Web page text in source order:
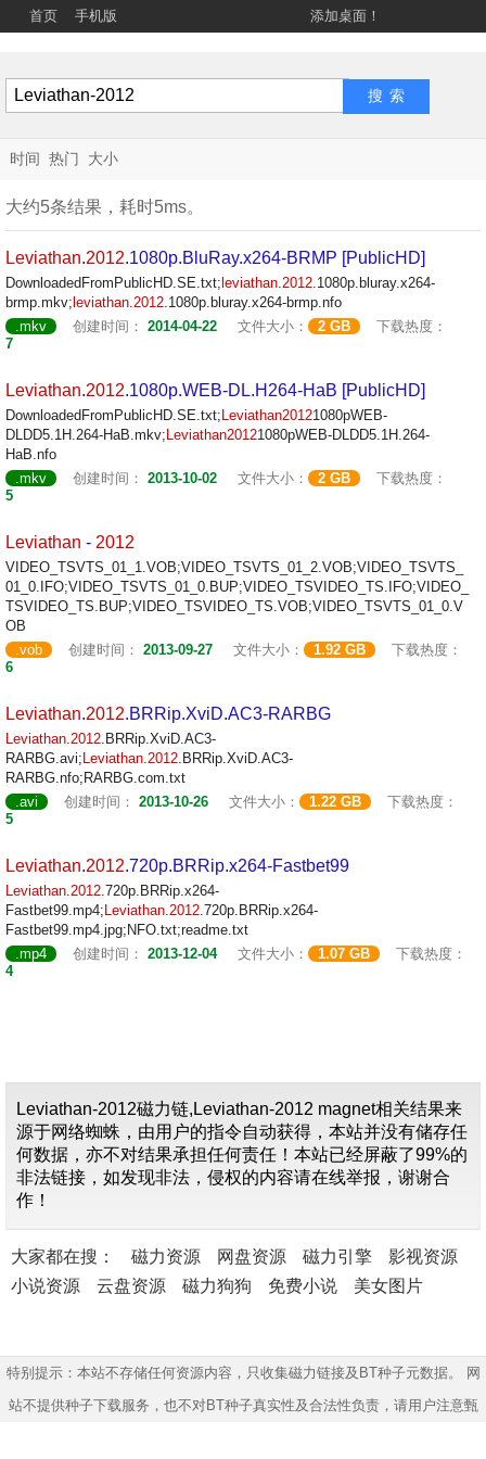
首页 手机版 添加桌面！
时间 热门 大小
大约5条结果，耗时5ms。
Leviathan.2012.1080p.BluRay.x264-BRMP [PublicHD]
DownloadedFromPublicHD.SE.txt; leviathan.2012.1080p.bluray.x264-
brmp.mkv; leviathan.2012.1080p.bluray.x264-brmp.nfo
.mkv
创建时间： 2014-04-22 文件大小： 2 GB
下载热度：
7
Leviathan.2012.1080p.WEB-DL.H264-HaB [PublicHD]
DownloadedFromPublicHD.SE.txt; Leviathan20121080pWEB-
DLDD5.1H.264-HaB.mkv; Leviathan20121080pWEB-DLDD5.1H.264-
HaB.nfo
.mkv
创建时间： 2013-10-02 文件大小： 2 GB
下载热度：
5
Leviathan - 2012
VIDEO_TSVTS_01_1.VOB;VIDEO_TSVTS_01_2.VOB;VIDEO_TSVTS_
01_0.IFO;VIDEO_TSVTS_01_0.BUP;VIDEO_TSVIDEO_TS.IFO;VIDEO_
TSVIDEO_TS.BUP;VIDEO_TSVIDEO_TS.VOB;VIDEO_TSVTS_01_0.V
OB
.vob
创建时间： 2013-09-27 文件大小： 1.92 GB
下载热度：
6
Leviathan.2012.BRRip.XviD.AC3-RARBG
Leviathan.2012.BRRip.XviD.AC3-
RARBG.avi; Leviathan.2012.BRRip.XviD.AC3-
RARBG.nfo;RARBG.com.txt
.avi
创建时间： 2013-10-26 文件大小： 1.22 GB
下载热度：
5
Leviathan.2012.720p.BRRip.x264-Fastbet99
Leviathan.2012.720p.BRRip.x264-
Fastbet99.mp4; Leviathan.2012.720p.BRRip.x264-
Fastbet99.mp4.jpg;NFO.txt;readme.txt
.mp4
创建时间： 2013-12-04 文件大小： 1.07 GB
下载热度：
4
Leviathan-2012磁力链,Leviathan-2012 magnet相关结果来
源于网络蜘蛛，由用户的指令自动获得，本站并没有储存任
何数据，亦不对结果承担任何责任！本站已经屏蔽了99%的
非法链接，如发现非法，侵权的内容请在线举报，谢谢合
作！
大家都在搜： 磁力资源 网盘资源 磁力引擎
影视资源
小说资源
云盘资源 磁力狗狗 免费小说 美女图片
特别提示：本站不存储任何资源内容，只收集磁力链接及BT种子元数据。 网
站不提供种子下载服务，也不对BT种子真实性及合法性负责，请用户注意甄